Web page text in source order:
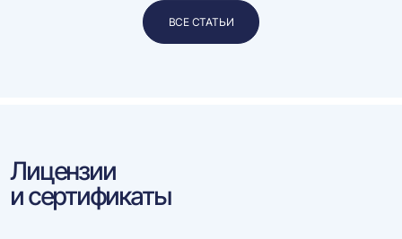
ВСЕ СТАТЬИ
Лицензии
и сертификаты